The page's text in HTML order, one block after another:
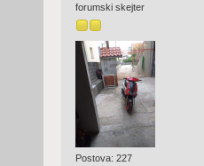
forumski skejter
Postova: 227